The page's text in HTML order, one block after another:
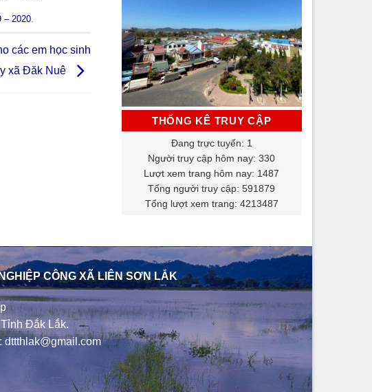
– 2020.
các em học sinh
xã Đăk Nuê
tăng
hoặc
giảm
âm
lượng.
THỐNG KÊ TRUY CẬP
Đang trực tuyến: 1
Người truy cập hôm nay: 330
Lượt xem trang hôm nay: 1487
Tổng người truy cập: 591879
Tổng lượt xem trang: 4213487
CÔNG XÃ LIÊN SƠN LẮK
Đắk Lắk.
dttthlak@gmail.com